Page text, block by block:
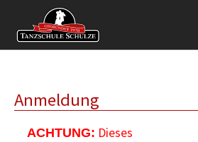
Anmeldung
ACHTUNG: Dieses